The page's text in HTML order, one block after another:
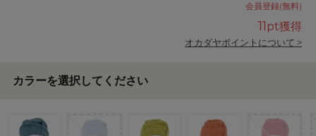
会員登録(無料)
11pt獲得
オカダヤポイントについて >
カラーを選択してください